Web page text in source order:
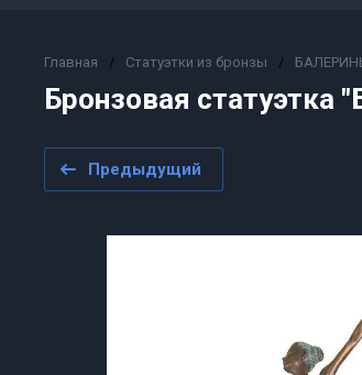
Главная / Статуэтки из бронзы /
Бронзовая статуэтка
Предыдущий